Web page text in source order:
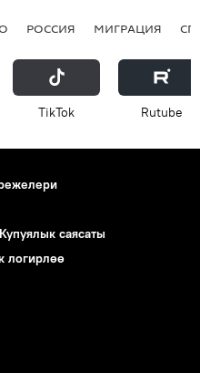
РОССИЯ МИГРАЦИЯ
ТikТоk Rutube
Купуялык саясаты
логирлөө